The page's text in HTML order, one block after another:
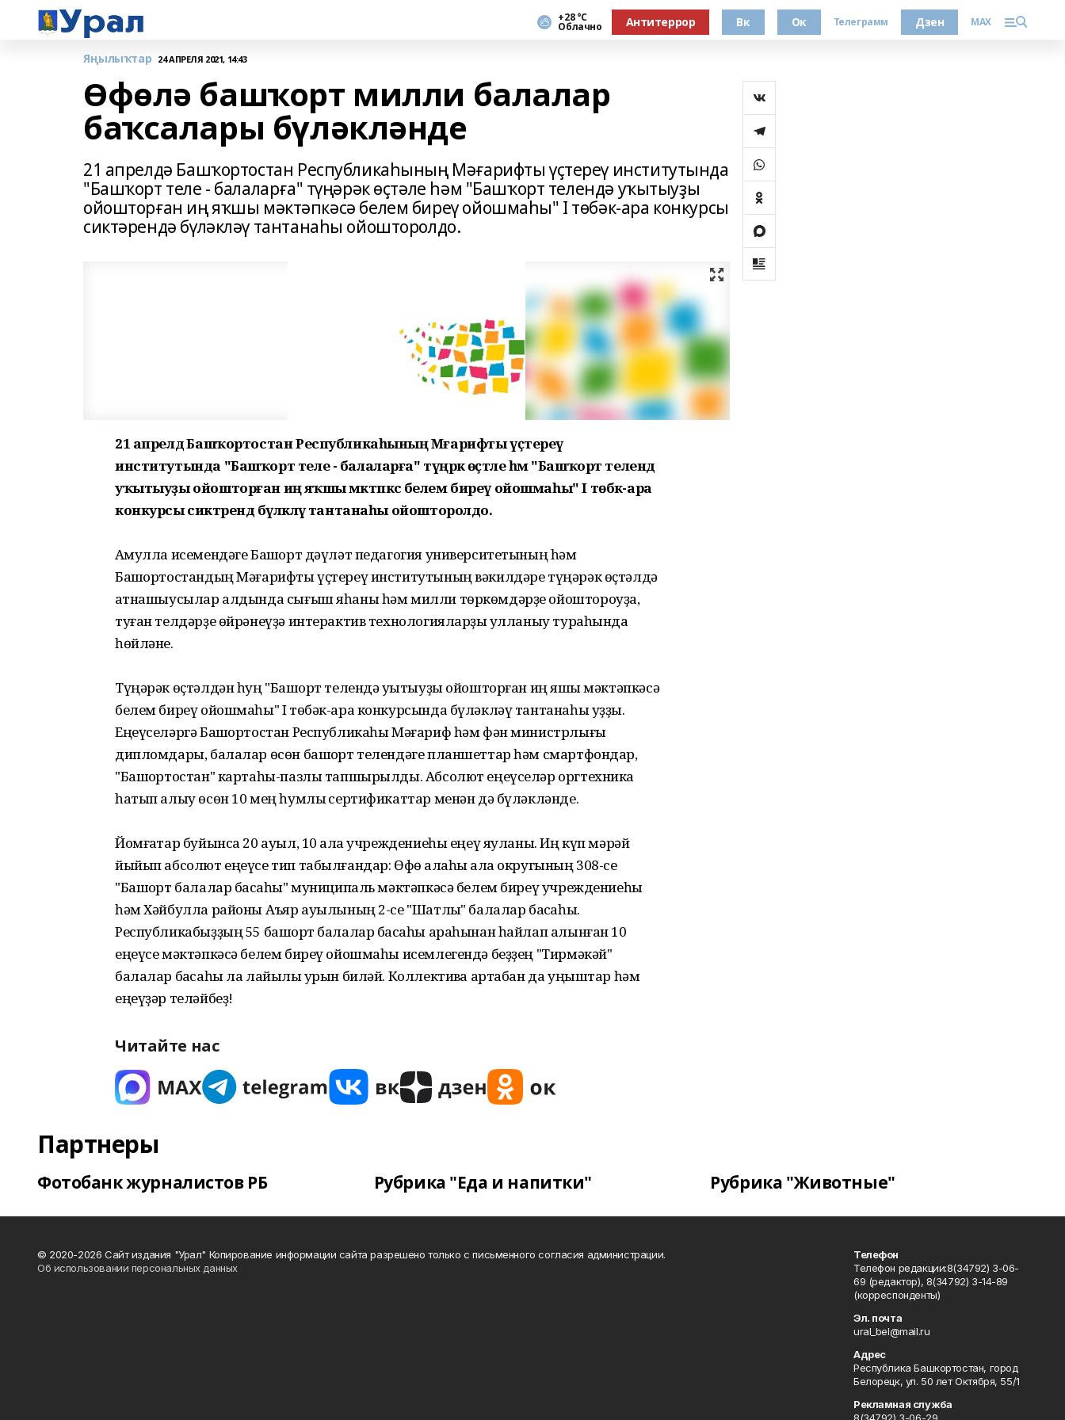
+28 °С
Облачно Антитеррор Вк Ок Телеграмм Дзен MAX
Яңылыҡтар 24 АПРЕЛЯ 2021, 14:43
Өфөлә башҡорт милли балалар
баҡсалары бүләкләнде
21 апрелдә Башҡортостан Республикаһының Мәғарифты үҫтереү институтында
"Башҡорт теле - балаларға" түңәрәк өҫтәле һәм "Башҡорт телендә уҡытыуҙы
ойошторған иң яҡшы мәктәпкәсә белем биреү ойошмаһы" I төбәк-ара конкурсы
сиктәрендә бүләкләү тантанаһы ойошторолдо.
21 апрелдә Башҡортостан Республикаһының Мәғарифты үҫтереү
институтында "Башҡорт теле - балаларға" түңәрәк өҫтәле һәм "Башҡорт телендә
уҡытыуҙы ойошторған иң яҡшы мәктәпкәсә белем биреү ойошмаһы" I төбәк-ара
конкурсы сиктәрендә бүләкләү тантанаһы ойошторолдо.
Аҡмулла исемендәге Башҡорт дәүләт педагогия университетының һәм
Башҡортостандың Мәғарифты үҫтереү институтының вәкилдәре түңәрәк өҫтәлдә
ҡатнашыусылар алдында сығыш яһаны һәм милли төркөмдәрҙе ойоштороуҙа,
туған телдәрҙе өйрәнеүҙә интерактив технологияларҙы ҡулланыу тураһында
һөйләне.
Түңәрәк өҫтәлдән һуң "Башҡорт телендә уҡытыуҙы ойошторған иң яҡшы мәктәпкәсә
белем биреү ойошмаһы" I төбәк-ара конкурсында бүләкләү тантанаһы уҙҙы.
Еңеүселәргә Башҡортостан Республикаһы Мәғариф һәм фән министрлығы
дипломдары, балалар өсөн башҡорт телендәге планшеттар һәм смартфондар,
"Башҡортостан" картаһы-пазлы тапшырылды. Абсолют еңеүселәр оргтехника
һатып алыу өсөн 10 мең һумлыҡ сертификаттар менән дә бүләкләнде.
Йомғаҡтар буйынса 20 ауыл, 10 ҡала учреждениеһы еңеү яуланы. Иң күп мәрәй
йыйып абсолют еңеүсе тип табылғандар: Өфө ҡалаһы ҡала округының 308-се
"Башҡорт балалар баҡсаһы" муниципаль мәктәпкәсә белем биреү учреждениеһы
һәм Хәйбулла районы Аҡъяр ауылының 2-се "Шатлыҡ" балалар баҡсаһы.
Республикабыҙҙың 55 башҡорт балалар баҡсаһы араһынан һайлап алынған 10
еңеүсе мәктәпкәсә белем биреү ойошмаһы исемлегендә беҙҙең "Тирмәкәй"
балалар баҡсаһы ла лайыҡлы урын биләй. Коллективҡа артабан да уңыштар һәм
еңеүҙәр теләйбеҙ!
Читайте нас
Партнеры
Фотобанк журналистов РБ Рубрика "Еда и напитки" Рубрика "Животные"
© 2020-2026 Сайт издания "Урал" Копирование информации сайта разрешено только с письменного согласия администрации.
Об использовании персональных данных
Телефон
Телефон редакции:8(34792) 3-06-
69 (редактор), 8(34792) 3-14-89
(корреспонденты)
Эл. почта
ural_bel@mail.ru
Адрес
Республика Башкортостан, город
Белорецк, ул. 50 лет Октября, 55/1
Рекламная служба